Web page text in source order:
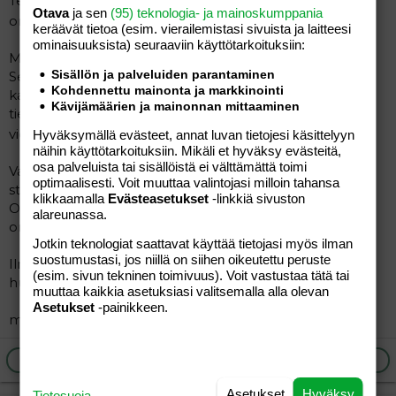
onnistuvan hyvin
Mulla (siis meillä) on poika 5v ja tyttö 8kk.
Seuraa / ystäviä kaipaillaan kaikenlaisiin rientoihin, esim.
kahvitteluun, shoppailuun, kyläilyyn, hiekkikselle ja
tietysti olis joskus kiva päästä bilettämäänkin /
viettämään ns. tyttöjeniltaa
Vaikka asutaankin espoossa, niin käydään aika usein
stadissa.
Olis mukava viettää aikaa jossain muuallakin kuin vain
oman pihan hiekkalaatikolla.
Ilmoitelkaa mahtuuko joukkoonne tällainen
huumorintajuinen blondi espoosta.
meiliä voi halutessaan laittaa: minna@kotiposti.net
Otavaja sen (95) teknologia- ja mainoskumppania
keräävät tietoa (esim. vierailemis­tasi sivuista ja laitteesi
ominaisuuk­sista) seuraaviin käyttötarkoituksiin:
Sisällön ja palveluiden parantaminen
Kohdennettu mainonta ja markkinointi
Kävijämäärien ja mainonnan mittaaminen
Hyväksymällä evästeet, annat luvan tietojesi käsittelyyn
näihin käyttötarkoituksiin. Mikäli et hyväksy evästeitä,
osa palveluista tai sisällöistä ei välttämättä toimi
optimaalisesti. Voit muuttaa valintojasi milloin tahansa
klikkaamalla Evästeasetukset -linkkiä sivuston
alareunassa.
Jotkin teknologiat saattavat käyttää tietojasi myös ilman
suostumustasi, jos niillä on siihen oikeutettu peruste
(esim. sivun tekninen toimivuus). Voit vastustaa tätä tai
muuttaa kaikkia asetuksiasi valitsemalla alla olevan
Asetukset -painikkeen.